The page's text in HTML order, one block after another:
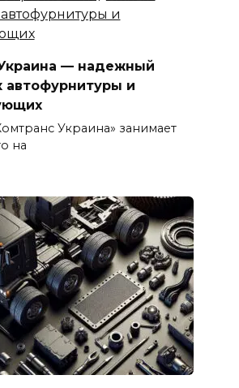
— надежный
автофурнитуры и
Украина» занимает
на